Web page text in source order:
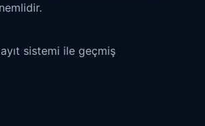
sistemi ile geçmiş